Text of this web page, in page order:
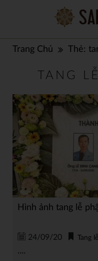
Trang Chủ Thẻ:
TANG
Hình ảnh tang lễ
24/09/20 Tang lễ
....